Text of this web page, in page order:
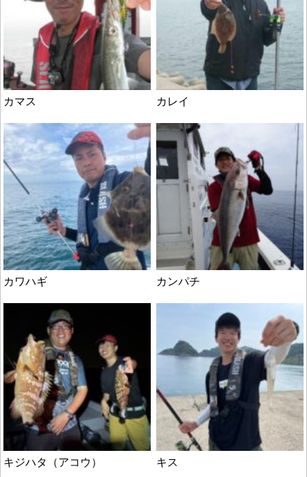
カマス カレイ
カワハギ カンパチ
キジハタ（アコウ） キス